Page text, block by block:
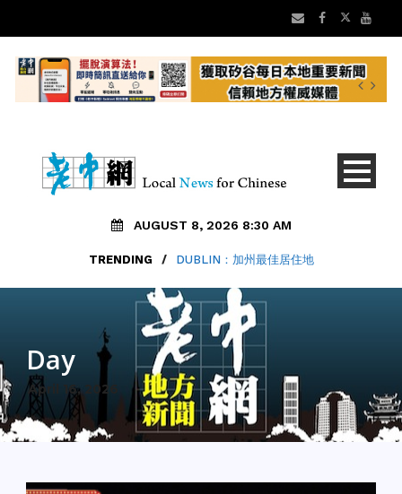
AUGUST 8, 2026 8:30 AM
TRENDING / DUBLIN：加州最佳居住地
Day
April 16, 2026